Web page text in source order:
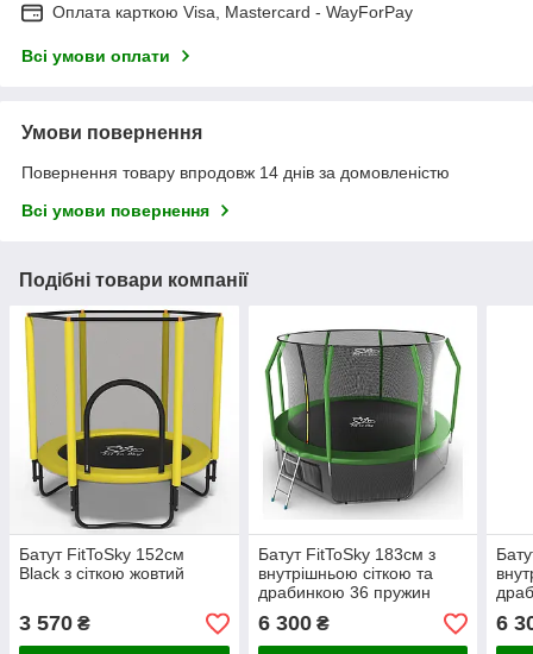
Оплата карткою Visa, Mastercard - WayForPay
Всі умови оплати
Умови повернення
Повернення товару впродовж 14 днів за домовленістю
Всі умови повернення
Подібні товари компанії
Батут FitToSky 152см
Black з сіткою жовтий
3 570 ₴
Батут FitToSky 183см з
внутрішньою сіткою та
драбинкою 36 пружин
зелений
6 300₴ 6